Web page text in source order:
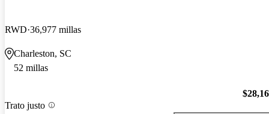
RWD 36,977 millas
Charleston, SC
52 millas
Trato justo